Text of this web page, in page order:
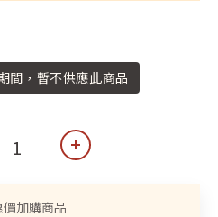
間，暫不供應此商品
加購商品